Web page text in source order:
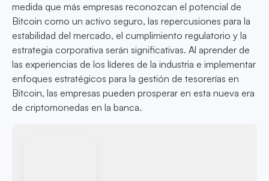
medida que más empresas reconozcan el potencial de
Bitcoin como un activo seguro, las repercusiones para la
estabilidad del mercado, el cumplimiento regulatorio y la
estrategia corporativa serán significativas. Al aprender de
las experiencias de los líderes de la industria e implementar
enfoques estratégicos para la gestión de tesorerías en
Bitcoin, las empresas pueden prosperar en esta nueva era
de criptomonedas en la banca.